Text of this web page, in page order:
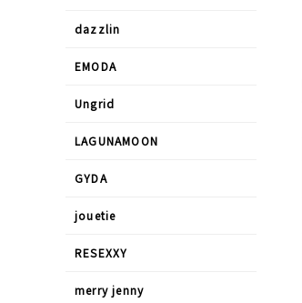
dazzlin
EMODA
Ungrid
LAGUNAMOON
GYDA
jouetie
RESEXXY
merry jenny